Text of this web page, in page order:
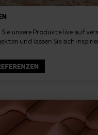
unsere Produkte live auf
und lassen Sie sich